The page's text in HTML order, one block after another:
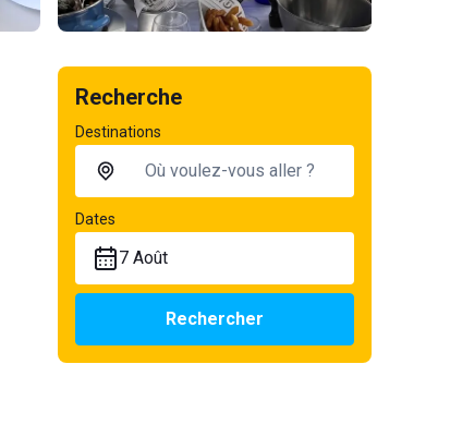
Recherche
Destinations
Dates
7 Août
Rechercher